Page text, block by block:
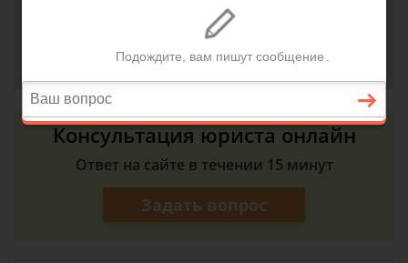
21 сентября 2018 г. 16:20
Консультация юриста онлайн
Ответ на сайте в течении 15 минут
Задать вопрос